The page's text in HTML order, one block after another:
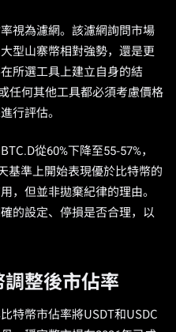
視為濾網。該濾網詢問市場
型山寨幣相對強勢，還是更
所選工具上建立自身的結
任何其他工具都必須考慮價格
行評估。
從60%下降至55-57%，
基準上開始表現優於比特幣的
，但並非拋棄紀律的理由。
的設定、停損是否合理，以
整後市佔率
特幣市佔率將USDT和USDC